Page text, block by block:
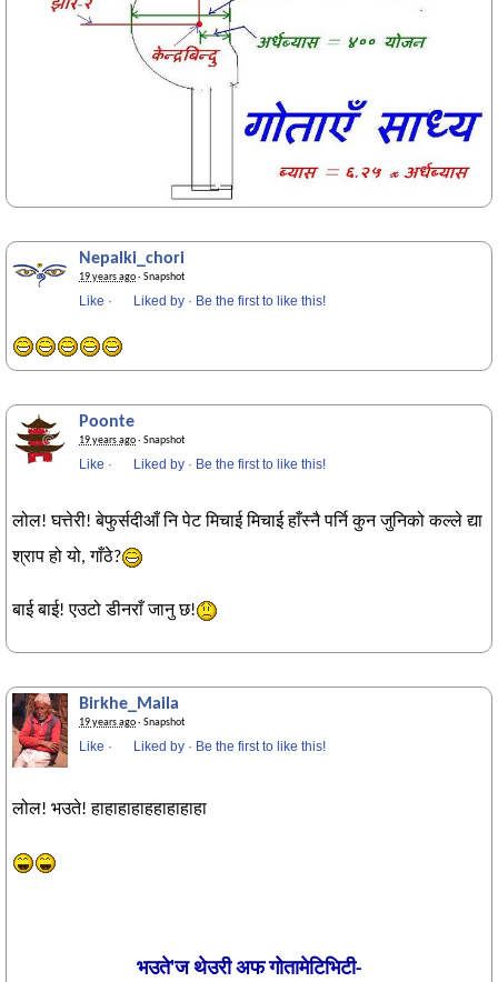
Nepalki_chori
19 years ago· Snapshot
Like · Liked by · Be the first to like this!
Poonte
19 years ago· Snapshot
Like · Liked by · Be the first to like this!
लोल! घत्तेरी! बेफुर्सदीआँ नि पेट मिचाई मिचाई हाँस्नै पर्नि कुन जुनिको कल्ले द्या
श्राप हो यो, गाँठे?
बाई बाई! एउटो डीनराँ जानु छ!
Birkhe_Maila
19 years ago· Snapshot
Like · Liked by · Be the first to like this!
लोल! भउते! हाहाहाहाहहाहाहाहा
भउते'ज थेउरी अफ गोतामेटिभिटी-